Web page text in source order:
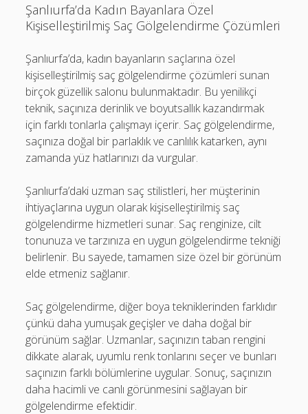
Şanlıurfa’da Kadın Bayanlara Özel
Kişiselleştirilmiş Saç Gölgelendirme Çözümleri
Şanlıurfa’da, kadın bayanların saçlarına özel
kişiselleştirilmiş saç gölgelendirme çözümleri sunan
birçok güzellik salonu bulunmaktadır. Bu yenilikçi
teknik, saçınıza derinlik ve boyutsallık kazandırmak
için farklı tonlarla çalışmayı içerir. Saç gölgelendirme,
saçınıza doğal bir parlaklık ve canlılık katarken, aynı
zamanda yüz hatlarınızı da vurgular.
Şanlıurfa’daki uzman saç stilistleri, her müşterinin
ihtiyaçlarına uygun olarak kişiselleştirilmiş saç
gölgelendirme hizmetleri sunar. Saç renginize, cilt
tonunuza ve tarzınıza en uygun gölgelendirme tekniği
belirlenir. Bu sayede, tamamen size özel bir görünüm
elde etmeniz sağlanır.
Saç gölgelendirme, diğer boya tekniklerinden farklıdır
çünkü daha yumuşak geçişler ve daha doğal bir
görünüm sağlar. Uzmanlar, saçınızın taban rengini
dikkate alarak, uyumlu renk tonlarını seçer ve bunları
saçınızın farklı bölümlerine uygular. Sonuç, saçınızın
daha hacimli ve canlı görünmesini sağlayan bir
gölgelendirme efektidir.